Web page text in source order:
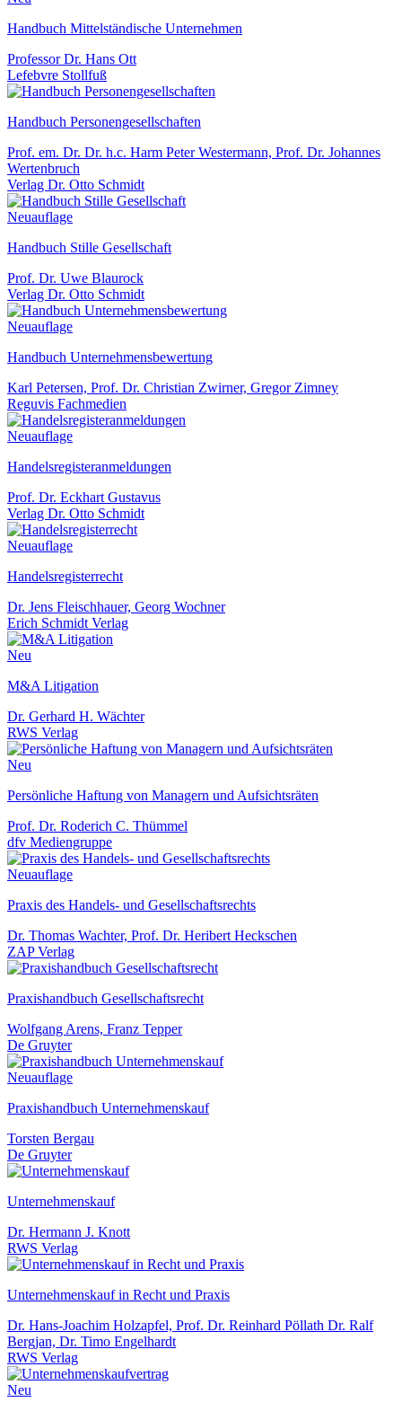
Handbuch Mittelständische Unternehmen
Professor Dr. Hans Ott
Lefebvre Stollfuß
Handbuch Personengesellschaften
Prof. em. Dr. Dr. h.c. Harm Peter Westermann, Prof. Dr. Johannes
Wertenbruch
Verlag Dr. Otto Schmidt
Neuauflage
Handbuch Stille Gesellschaft
Prof. Dr. Uwe Blaurock
Verlag Dr. Otto Schmidt
Neuauflage
Handbuch Unternehmensbewertung
Karl Petersen, Prof. Dr. Christian Zwirner, Gregor Zimney
Reguvis Fachmedien
Neuauflage
Handelsregisteranmeldungen
Prof. Dr. Eckhart Gustavus
Verlag Dr. Otto Schmidt
Neuauflage
Handelsregisterrecht
Dr. Jens Fleischhauer, Georg Wochner
Erich Schmidt Verlag
Neu
M&A Litigation
Dr. Gerhard H. Wächter
RWS Verlag
Neu
Persönliche Haftung von Managern und Aufsichtsräten
Prof. Dr. Roderich C. Thümmel
dfv Mediengruppe
Neuauflage
Praxis des Handels- und Gesellschaftsrechts
Dr. Thomas Wachter, Prof. Dr. Heribert Heckschen
ZAP Verlag
Praxishandbuch Gesellschaftsrecht
Wolfgang Arens, Franz Tepper
De Gruyter
Neuauflage
Praxishandbuch Unternehmenskauf
Torsten Bergau
De Gruyter
Unternehmenskauf
Dr. Hermann J. Knott
RWS Verlag
Unternehmenskauf in Recht und Praxis
Dr. Hans-Joachim Holzapfel, Prof. Dr. Reinhard Pöllath Dr. Ralf
Bergjan, Dr. Timo Engelhardt
RWS Verlag
Neu